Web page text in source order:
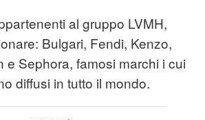
al gruppo LVMH,
Bulgari, Fendi, Kenzo,
e Sephora, famosi marchi i cui
diffusi in tutto il mondo.